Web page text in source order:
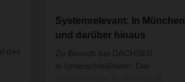
des
Systemrelevant: In München
und darüber hinaus
Zu Besuch bei DACHSER
in Unterschleißheim: Der